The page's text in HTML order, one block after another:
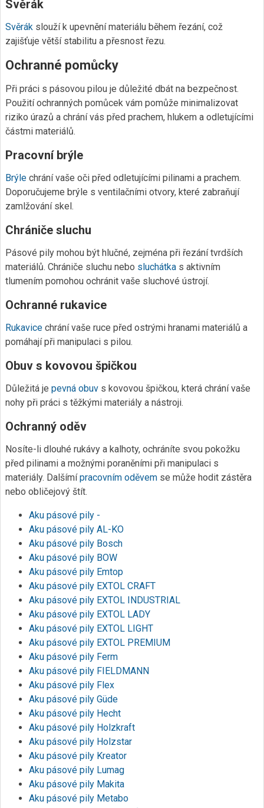
Svěrák
Svěrák slouží k upevnění materiálu během řezání, což
zajišťuje větší stabilitu a přesnost řezu.
Ochranné pomůcky
Při práci s pásovou pilou je důležité dbát na bezpečnost.
Použití ochranných pomůcek vám pomůže minimalizovat
riziko úrazů a chrání vás před prachem, hlukem a odletujícími
částmi materiálů.
Pracovní brýle
Brýle chrání vaše oči před odletujícími pilinami a prachem.
Doporučujeme brýle s ventilačními otvory, které zabraňují
zamlžování skel.
Chrániče sluchu
Pásové pily mohou být hlučné, zejména při řezání tvrdších
materiálů. Chrániče sluchu nebo sluchátka s aktivním
tlumením pomohou ochránit vaše sluchové ústrojí.
Ochranné rukavice
Rukavice chrání vaše ruce před ostrými hranami materiálů a
pomáhají při manipulaci s pilou.
Obuv s kovovou špičkou
Důležitá je pevná obuv s kovovou špičkou, která chrání vaše
nohy při práci s těžkými materiály a nástroji.
Ochranný oděv
Nosíte-li dlouhé rukávy a kalhoty, ochráníte svou pokožku
před pilinami a možnými poraněními při manipulaci s
materiály. Dalšímípracovním oděvem se může hodit zástěra
nebo obličejový štít.
Aku pásové pily -
Aku pásové pily AL-KO
Aku pásové pily Bosch
Aku pásové pily BOW
Aku pásové pily Emtop
Aku pásové pily EXTOL CRAFT
Aku pásové pily EXTOL INDUSTRIAL
Aku pásové pily EXTOL LADY
Aku pásové pily EXTOL LIGHT
Aku pásové pily EXTOL PREMIUM
Aku pásové pily Ferm
Aku pásové pily FIELDMANN
Aku pásové pily Flex
Aku pásové pily Güde
Aku pásové pily Hecht
Aku pásové pily Holzkraft
Aku pásové pily Holzstar
Aku pásové pily Kreator
Aku pásové pily Lumag
Aku pásové pily Makita
Aku pásové pily Metabo